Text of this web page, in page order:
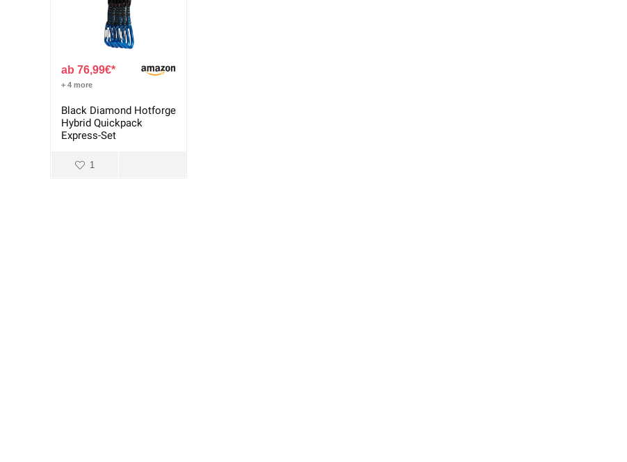
76,99€
+ 4 more
Black Diamond Hotforge
Hybrid Quickpack
Express-Set
1